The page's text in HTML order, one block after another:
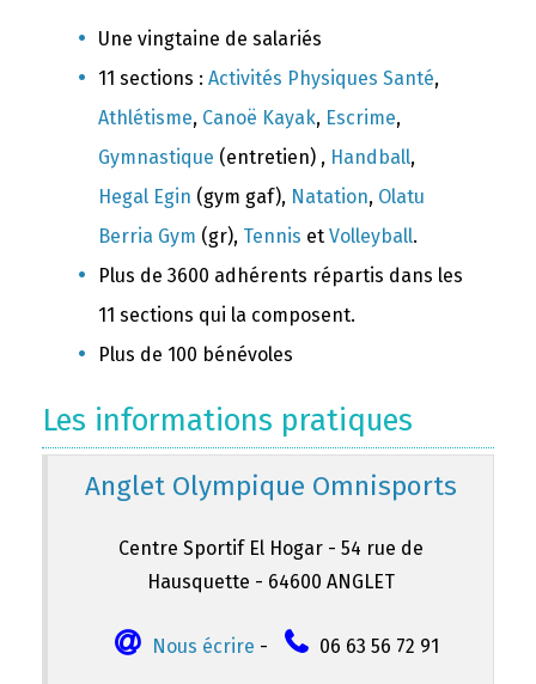
Une vingtaine de salariés
11 sections : Activités Physiques Santé,
Athlétisme, Canoë Kayak, Escrime,
Gymnastique (entretien) , Handball,
Hegal Egin (gym gaf), Natation, Olatu
Berria Gym (gr), Tennis et Volleyball.
Plus de 3600 adhérents répartis dans les
11 sections qui la composent.
Plus de 100 bénévoles
Les informations pratiques
Anglet Olympique Omnisports
Centre Sportif El Hogar - 54 rue de
Hausquette - 64600 ANGLET
Nous écrire - 06 63 56 72 91